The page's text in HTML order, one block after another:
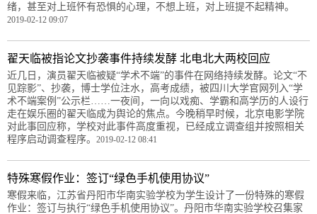
绪，甚至对上班怀有恐惧的心理，不想上班，对上班提不起精神。
2019-02-12 09:07
翟天临被指论文抄袭事件持续发酵 北电北大两校回应
近几日，演员翟天临被疑“学术不端”的事件在网络持续发酵。论文“不
见踪影”、抄袭，博士学位注水，高考成绩，被四川大学官网列入“学
术不端案例”公示栏……一夜间，一向以戏痴、学霸和高学历的人设行
走在娱乐圈的翟天临成为舆论的焦点。今晚稍早时候，北京电影学院
对此事回应称，学校对此事件高度重视，已经成立调查组并按照相关
程序启动调查程序。 2019-02-12 08:41
特殊寒假作业：签订“绿色手机使用协议”
寒假来临，江苏省丹阳市华南实验学校为学生设计了一份特殊的寒假
作业：签订与执行“绿色手机使用协议”。丹阳市华南实验学校召集家